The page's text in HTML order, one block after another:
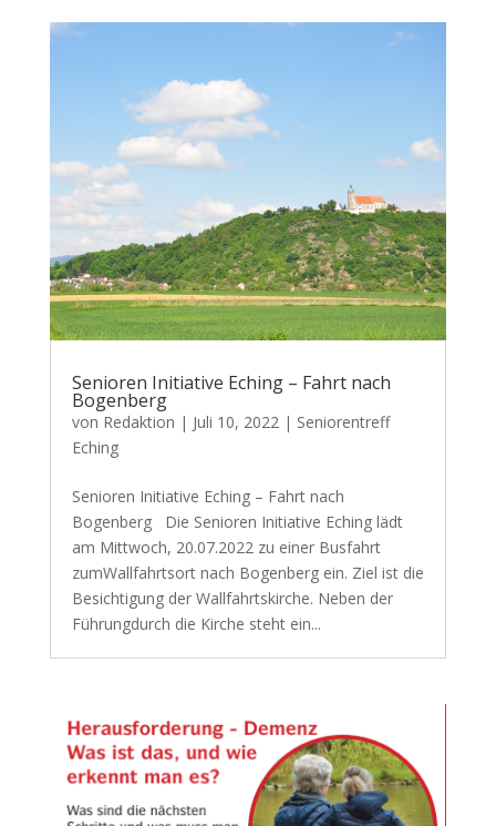
Senioren Initiative Eching – Fahrt nach
Bogenberg
von Redaktion | Juli 10, 2022| Seniorentreff
Eching
Senioren Initiative Eching – Fahrt nach
Bogenberg Die Senioren Initiative Eching lädt
am Mittwoch, 20.07.2022 zu einer Busfahrt
zumWallfahrtsort nach Bogenberg ein. Ziel ist die
Besichtigung der Wallfahrtskirche. Neben der
Führungdurch die Kirche steht ein...